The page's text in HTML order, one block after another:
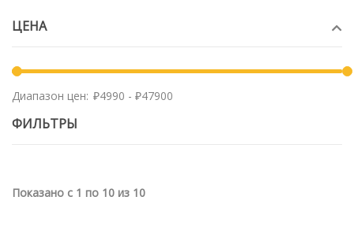
ЦЕНА
Диапазон цен:
ФИЛЬТРЫ
Показано с 1 по 10 из 10